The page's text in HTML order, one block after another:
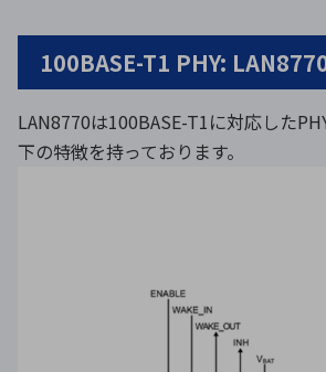
100BASE-T1 PHY:
LAN8770は100BASE-T1に対応した
下の特徴を持っております。